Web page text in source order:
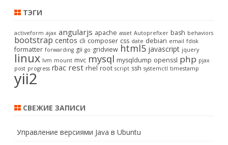
ТЭГИ
activeform ajax angularjs apache asset Autoprefixer bash behaviors
bootstrap centos cli composer css date debian email fdisk
formatter forwarding gii go gridview html5 javascript jquery
linux lvm mount mvc mysql mysqldump openssl php pjax
post progress rbac rest rhel root script ssh systemctl timestamp
yii2
СВЕЖИЕ ЗАПИСИ
Управление версиями Java в Ubuntu